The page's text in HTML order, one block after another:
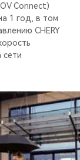
Connect)
1 год, в том
CHERY
сети